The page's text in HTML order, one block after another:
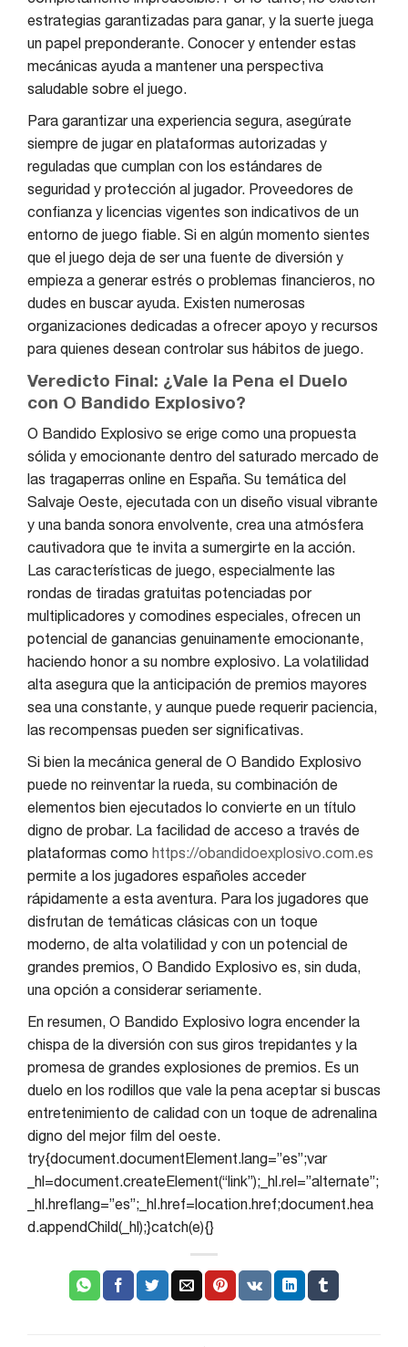
estrategias garantizadas para ganar, y la suerte juega
un papel preponderante. Conocer y entender estas
mecánicas ayuda a mantener una perspectiva
saludable sobre el juego.
Para garantizar una experiencia segura, asegúrate
siempre de jugar en plataformas autorizadas y
reguladas que cumplan con los estándares de
seguridad y protección al jugador. Proveedores de
confianza y licencias vigentes son indicativos de un
entorno de juego fiable. Si en algún momento sientes
que el juego deja de ser una fuente de diversión y
empieza a generar estrés o problemas financieros, no
dudes en buscar ayuda. Existen numerosas
organizaciones dedicadas a ofrecer apoyo y recursos
para quienes desean controlar sus hábitos de juego.
Veredicto Final: ¿Vale la Pena el Duelo
con O Bandido Explosivo?
O Bandido Explosivo se erige como una propuesta
sólida y emocionante dentro del saturado mercado de
las tragaperras online en España. Su temática del
Salvaje Oeste, ejecutada con un diseño visual vibrante
y una banda sonora envolvente, crea una atmósfera
cautivadora que te invita a sumergirte en la acción.
Las características de juego, especialmente las
rondas de tiradas gratuitas potenciadas por
multiplicadores y comodines especiales, ofrecen un
potencial de ganancias genuinamente emocionante,
haciendo honor a su nombre explosivo. La volatilidad
alta asegura que la anticipación de premios mayores
sea una constante, y aunque puede requerir paciencia,
las recompensas pueden ser significativas.
Si bien la mecánica general de O Bandido Explosivo
puede no reinventar la rueda, su combinación de
elementos bien ejecutados lo convierte en un título
digno de probar. La facilidad de acceso a través de
plataformas como https://obandidoexplosivo.com.es
permite a los jugadores españoles acceder
rápidamente a esta aventura. Para los jugadores que
disfrutan de temáticas clásicas con un toque
moderno, de alta volatilidad y con un potencial de
grandes premios, O Bandido Explosivo es, sin duda,
una opción a considerar seriamente.
En resumen, O Bandido Explosivo logra encender la
chispa de la diversión con sus giros trepidantes y la
promesa de grandes explosiones de premios. Es un
duelo en los rodillos que vale la pena aceptar si buscas
entretenimiento de calidad con un toque de adrenalina
digno del mejor film del oeste.
try{document.documentElement.lang=”es”;var
_hl=document.createElement(“link”);_hl.rel=”alternate”;
_hl.hreflang=”es”;_hl.href=location.href;document.hea
d.appendChild(_hl);}catch(e){}